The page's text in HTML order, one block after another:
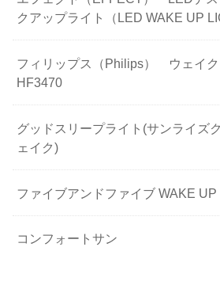
クアップライト（LED WAKE UP
フィリップス（Philips） ウェイク
HF3470
グッドスリープライト(サンライズ
ェイク)
ファイブアンドファイブ WAKE
コンフォートサン